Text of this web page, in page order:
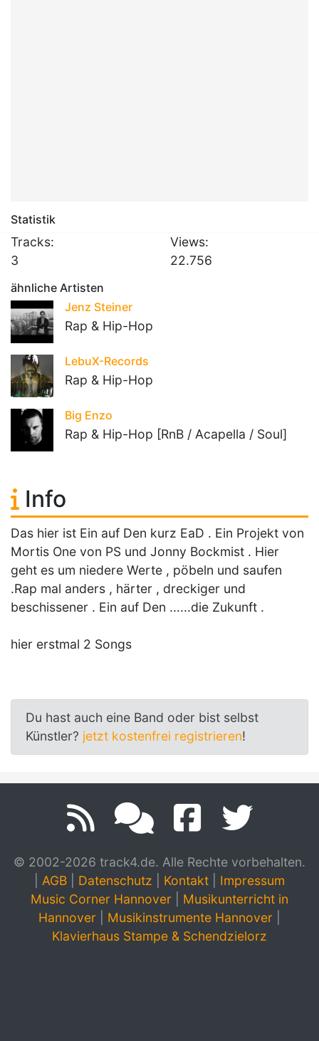
Statistik
Tracks:
3
Views:
22.756
ähnliche Artisten
Jenz Steiner
Rap & Hip-Hop
LebuX-Records
Rap & Hip-Hop
Big Enzo
Rap & Hip-Hop [RnB / Acapella / Soul]
Info
Das hier ist Ein auf Den kurz EaD . Ein Projekt von
Mortis One von PS und Jonny Bockmist . Hier
geht es um niedere Werte , pöbeln und saufen
.Rap mal anders , härter , dreckiger und
beschissener . Ein auf Den ......die Zukunft .
hier erstmal 2 Songs
Du hast auch eine Band oder bist selbst
Künstler? jetzt kostenfrei registrieren!
© 2002-2026 track4.de. Alle Rechte vorbehalten.
AGB Datenschutz Kontakt
Impressum
Music Corner Hannover
Musikunterricht in
Hannover
Musikinstrumente Hannover
Klavierhaus Stampe & Schendzielorz